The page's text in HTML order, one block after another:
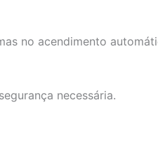
no acendimento
necessária.